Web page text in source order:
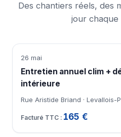
Des chantiers réels, des
jour chaque
26 mai
Entretien annuel clim +
intérieure
Rue Aristide Briand · Levallois-
165 €